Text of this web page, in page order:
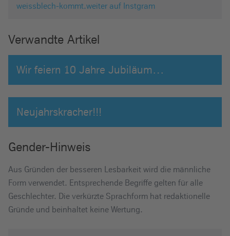
weissblech-kommt.weiter auf Instgram
Verwandte Artikel
Wir feiern 10 Jahre Jubiläum…
Neujahrskracher!!!
Gender-Hinweis
Aus Gründen der besseren Lesbarkeit wird die männliche
Form verwendet. Entsprechende Begriffe gelten für alle
Geschlechter. Die verkürzte Sprachform hat redaktionelle
Gründe und beinhaltet keine Wertung.